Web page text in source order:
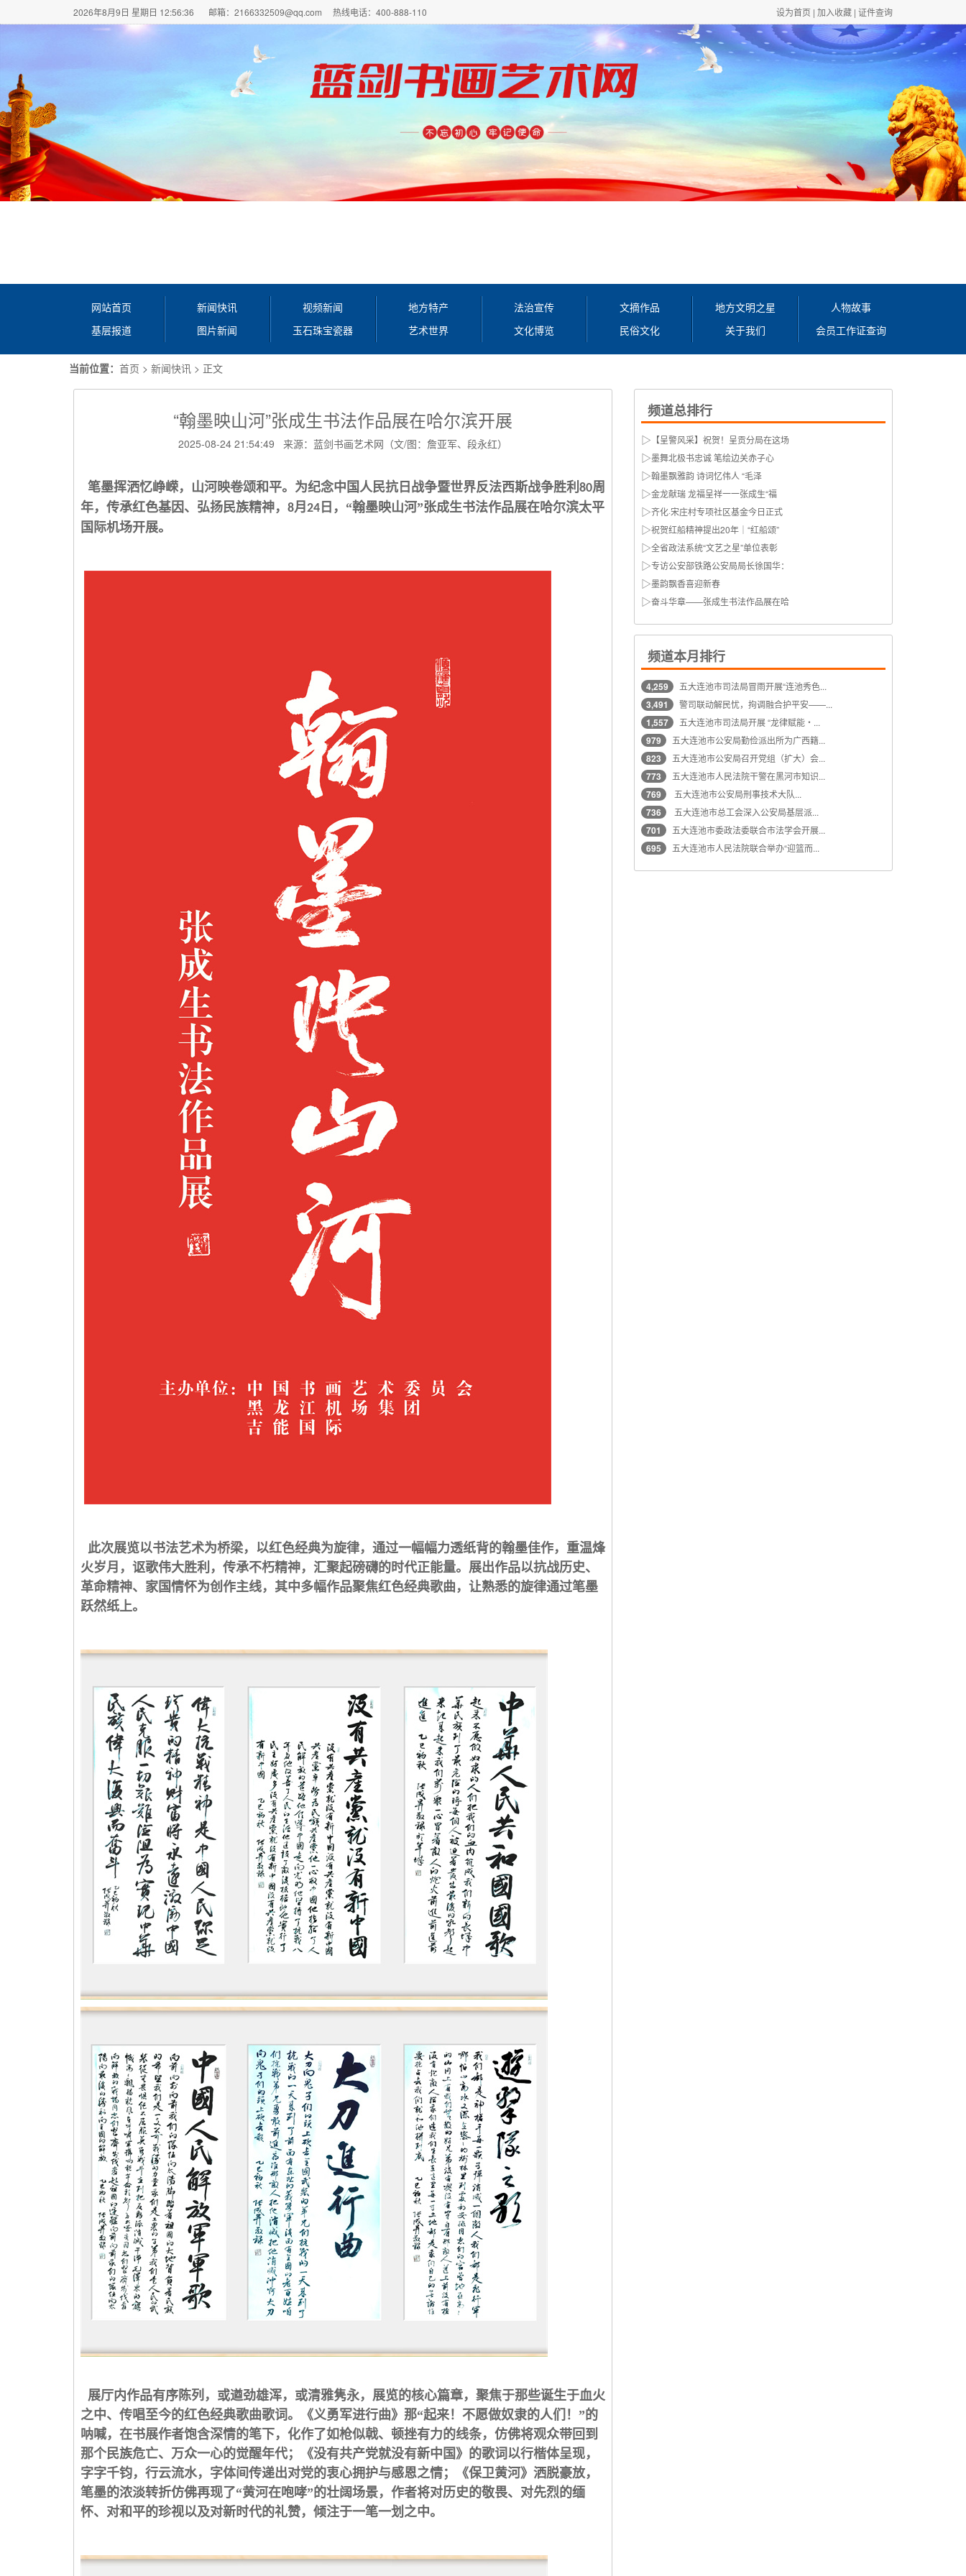
2026年8月9日 星期日 12:56:37 邮箱：2166332509@qq.com 热线电话：400-888-110 设为首页 | 加入收藏 | 证件查询
网站首页 新闻快讯 视频新闻 地方特产 法治宣传 文摘作品 地方文明之星 人物故事
基层报道 图片新闻 玉石珠宝瓷器 艺术世界 文化博览 民俗文化 关于我们 会员工作证查询
当前位置： 首页 > 新闻快讯 > 正文
“翰墨映山河”张成生书法作品展在哈尔滨开展
2025-08-24 21:54:49 来源：蓝剑书画艺术网（文/图：詹亚军、段永红）
笔墨挥洒忆峥嵘，山河映卷颂和平。为纪念中国人民抗日战争暨世界反法西斯战争胜利 80周
年，传承红色基因、弘扬民族精神， 8月 24 日，“翰墨映山河”张成生书法作品展在哈尔滨太平
国际机场开展。
此次展览以书法艺术为桥梁，以红色经典为旋律，通过一幅幅力透纸背的翰墨佳作，重温烽
火岁月，讴歌伟大胜利，传承不朽精神，汇聚起磅礴的时代正能量。展出作品以抗战历史、
革命精神、家国情怀为创作主线，其中多幅作品聚焦红色经典歌曲，让熟悉的旋律通过笔墨
跃然纸上。
展厅内作品有序陈列，或遒劲雄浑，或清雅隽永，展览的核心篇章，聚焦于那些诞生于血火
之中、传唱至今的红色经典歌曲歌词。《义勇军进行曲》那“起来！不愿做奴隶的人们！”的
呐喊，在书展作者饱含深情的笔下，化作了如枪似戟、顿挫有力的线条，仿佛将观众带回到
那个民族危亡、万众一心的觉醒年代；《没有共产党就没有新中国》的歌词以行楷体呈现，
字字千钧，行云流水，字体间传递出对党的衷心拥护与感恩之情；《保卫黄河》洒脱豪放，
笔墨的浓淡转折仿佛再现了“黄河在咆哮”的壮阔场景，作者将对历史的敬畏、对先烈的缅
怀、对和平的珍视以及对新时代的礼赞，倾注于一笔一划之中。
频道总排行
▷ 【呈警风采】祝贺！呈贡分局在这场
▷墨舞北极书忠诚 笔绘边关赤子心
▷翰墨飘雅韵 诗词忆伟人 “毛泽
▷金龙献瑞 龙福呈祥一一张成生“福
▷齐化·宋庄村专项社区基金今日正式
▷祝贺红船精神提出20年｜“红船颂”
▷全省政法系统“文艺之星”单位表彰
▷专访公安部铁路公安局局长徐国华：
▷墨韵飘香喜迎新春
▷奋斗华章——张成生书法作品展在哈
频道本月排行
4,259 五大连池市司法局冒雨开展“连池秀色...
3,491 警司联动解民忧，拘调融合护平安——...
1,557 五大连池市司法局开展 “龙律赋能・...
979 五大连池市公安局勤俭派出所为广西籍...
823 五大连池市公安局召开党组（扩大）会...
773 五大连池市人民法院干警在黑河市知识...
769 五大连池市公安局刑事技术大队...
736 五大连池市总工会深入公安局基层派...
701 五大连池市委政法委联合市法学会开展...
695 五大连池市人民法院联合举办“迎篮而...